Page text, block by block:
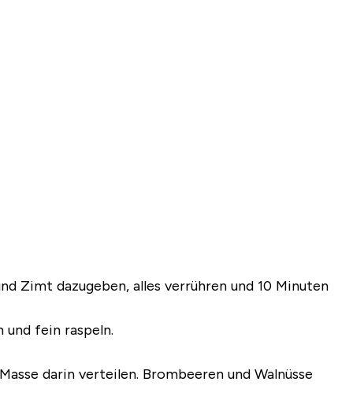
Zimt dazugeben, alles verrühren und 10 Minuten
und fein raspeln.
darin verteilen. Brombeeren und Walnüsse